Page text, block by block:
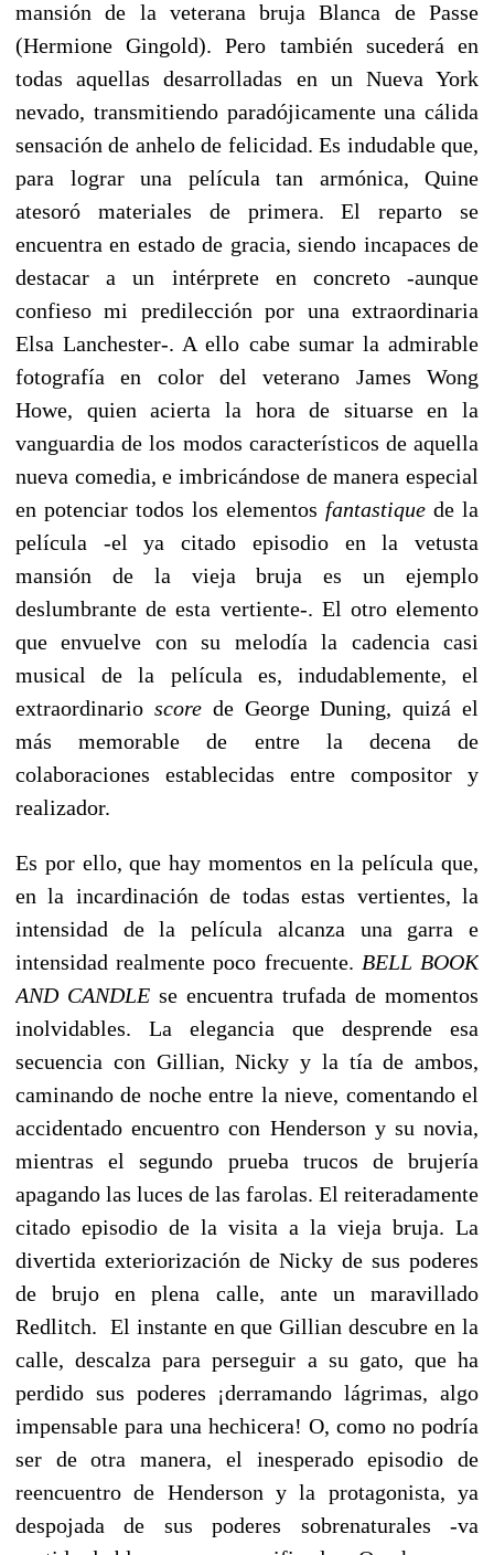
mansión de la veterana bruja Blanca de Passe
(Hermione Gingold). Pero también sucederá en
todas aquellas desarrolladas en un Nueva York
nevado, transmitiendo paradójicamente una cálida
sensación de anhelo de felicidad. Es indudable que,
para lograr una película tan armónica, Quine
atesoró materiales de primera. El reparto se
encuentra en estado de gracia, siendo incapaces de
destacar a un intérprete en concreto -aunque
confieso mi predilección por una extraordinaria
Elsa Lanchester-. A ello cabe sumar la admirable
fotografía en color del veterano James Wong
Howe, quien acierta la hora de situarse en la
vanguardia de los modos característicos de aquella
nueva comedia, e imbricándose de manera especial
en potenciar todos los elementos fantastique de la
película -el ya citado episodio en la vetusta
mansión de la vieja bruja es un ejemplo
deslumbrante de esta vertiente-. El otro elemento
que envuelve con su melodía la cadencia casi
musical de la película es, indudablemente, el
extraordinario scorede George Duning, quizá el
más memorable de entre la decena de
colaboraciones establecidas entre compositor y
realizador.
Es por ello, que hay momentos en la película que,
en la incardinación de todas estas vertientes, la
intensidad de la película alcanza una garra e
intensidad realmente poco frecuente. BELL BOOK
AND CANDLE se encuentra trufada de momentos
inolvidables. La elegancia que desprende esa
secuencia con Gillian, Nicky y la tía de ambos,
caminando de noche entre la nieve, comentando el
accidentado encuentro con Henderson y su novia,
mientras el segundo prueba trucos de brujería
apagando las luces de las farolas. El reiteradamente
citado episodio de la visita a la vieja bruja. La
divertida exteriorización de Nicky de sus poderes
de brujo en plena calle, ante un maravillado
Redlitch. El instante en que Gillian descubre en la
calle, descalza para perseguir a su gato, que ha
perdido sus poderes ¡derramando lágrimas, algo
impensable para una hechicera! O, como no podría
ser de otra manera, el inesperado episodio de
reencuentro de Henderson y la protagonista, ya
despojada de sus poderes sobrenaturales -va